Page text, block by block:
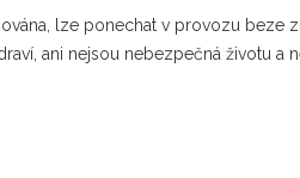
lze ponechat v provozu beze
ani nejsou nebezpečná životu a